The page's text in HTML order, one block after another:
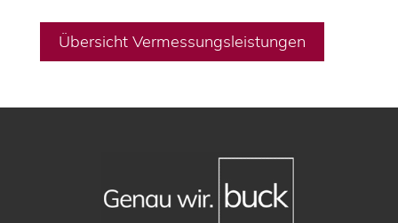
Übersicht Vermessungsleistungen